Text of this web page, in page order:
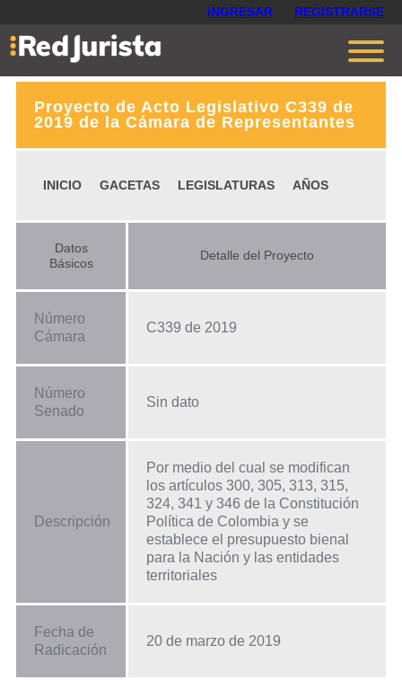
INGRESAR REGISTRARSE
Contáctanos
Planes
Proyecto de Acto Legislativo C339 de
2019 de la Cámara de Representantes
INICIO GACETAS LEGISLATURAS AÑOS
Datos
Básicos
Detalle del Proyecto
Número
Cámara
C339 de 2019
Número
Senado
Sin dato
Descripción
Por medio del cual se modifican
los artículos 300, 305, 313, 315,
324, 341 y 346 de la Constitución
Política de Colombia y se
establece el presupuesto bienal
para la Nación y las entidades
territoriales
Fecha de
Radicación
20 de marzo de 2019